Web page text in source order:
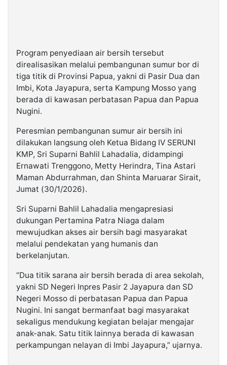
Program penyediaan air bersih tersebut
direalisasikan melalui pembangunan sumur bor di
tiga titik di Provinsi Papua, yakni di Pasir Dua dan
Imbi, Kota Jayapura, serta Kampung Mosso yang
berada di kawasan perbatasan Papua dan Papua
Nugini.
Peresmian pembangunan sumur air bersih ini
dilakukan langsung oleh Ketua Bidang IV SERUNI
KMP, Sri Suparni Bahlil Lahadalia, didampingi
Ernawati Trenggono, Metty Herindra, Tina Astari
Maman Abdurrahman, dan Shinta Maruarar Sirait,
Jumat (30/1/2026).
Sri Suparni Bahlil Lahadalia mengapresiasi
dukungan Pertamina Patra Niaga dalam
mewujudkan akses air bersih bagi masyarakat
melalui pendekatan yang humanis dan
berkelanjutan.
“Dua titik sarana air bersih berada di area sekolah,
yakni SD Negeri Inpres Pasir 2 Jayapura dan SD
Negeri Mosso di perbatasan Papua dan Papua
Nugini. Ini sangat bermanfaat bagi masyarakat
sekaligus mendukung kegiatan belajar mengajar
anak-anak. Satu titik lainnya berada di kawasan
perkampungan nelayan di Imbi Jayapura,” ujarnya.